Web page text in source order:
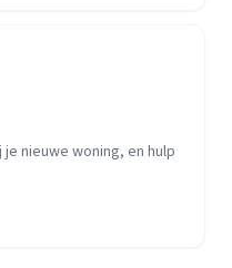
nieuwe woning, en hulp